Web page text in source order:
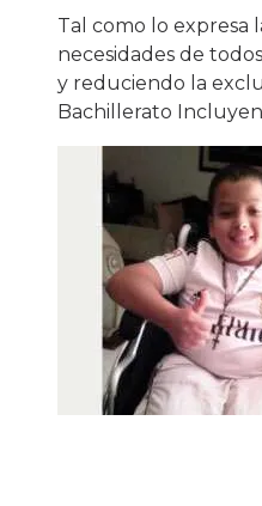
Tal como lo expresa
necesidades de
y reduciendo la
Bachillerato